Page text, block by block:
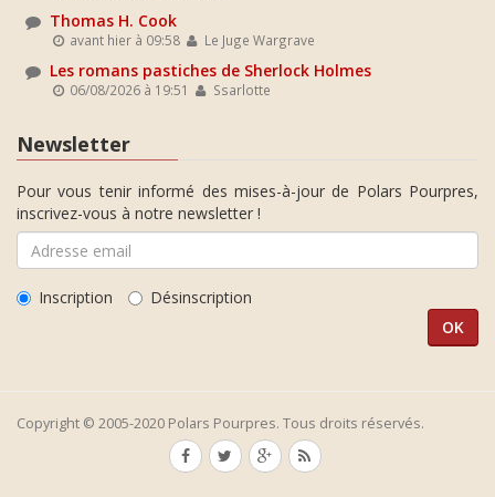
Thomas H. Cook
avant hier à 09:58 Le Juge Wargrave
Les romans pastiches de Sherlock Holmes
06/08/2026 à 19:51 Ssarlotte
Newsletter
Pour vous tenir informé des mises-à-jour de Polars Pourpres,
inscrivez-vous à notre newsletter !
Inscription Désinscription
Copyright © 2005-2020 Polars Pourpres. Tous droits réservés.